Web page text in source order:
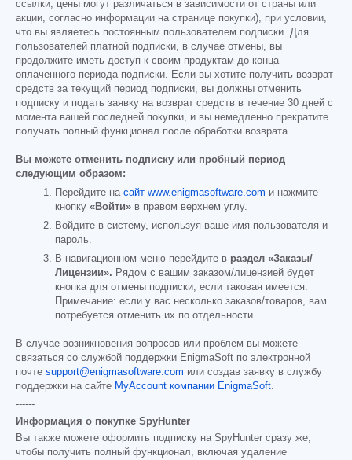
ссылки; цены могут различаться в зависимости от страны или
акции, согласно информации на странице покупки), при условии,
что вы являетесь постоянным пользователем подписки. Для
пользователей платной подписки, в случае отмены, вы
продолжите иметь доступ к своим продуктам до конца
оплаченного периода подписки. Если вы хотите получить возврат
средств за текущий период подписки, вы должны отменить
подписку и подать заявку на возврат средств в течение 30 дней с
момента вашей последней покупки, и вы немедленно прекратите
получать полный функционал после обработки возврата.
Вы можете отменить подписку или пробный период
следующим образом:
Перейдите на сайт www.enigmasoftware.com и нажмите
кнопку «Войти» в правом верхнем углу.
Войдите в систему, используя ваше имя пользователя и
пароль.
В навигационном меню перейдите в раздел «Заказы/
Лицензии». Рядом с вашим заказом/лицензией будет
кнопка для отмены подписки, если таковая имеется.
Примечание: если у вас несколько заказов/товаров, вам
потребуется отменить их по отдельности.
В случае возникновения вопросов или проблем вы можете
связаться со службой поддержки EnigmaSoft по электронной
почте support@enigmasoftware.com или создав заявку в службу
поддержки на сайте MyAccount компании EnigmaSoft.
------
Информация о покупке SpyHunter
Вы также можете оформить подписку на SpyHunter сразу же,
чтобы получить полный функционал, включая удаление